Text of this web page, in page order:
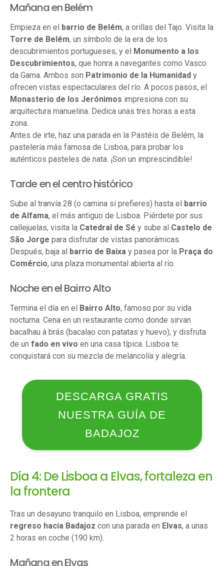
Mañana en Belém
Empieza en el barrio de Belém, a orillas del Tajo. Visita la
Torre de Belém, un símbolo de la era de los
descubrimientos portugueses, y el
Monumento a los
Descubrimientos, que honra a navegantes como Vasco
da Gama. Ambos son Patrimonio de la Humanidad y
ofrecen vistas espectaculares del río. A pocos pasos, el
Monasterio de los Jerónimos impresiona con su
arquitectura manuelina. Dedica unas tres horas a esta
zona.
Antes de irte, haz una parada en la Pastéis de Belém, la
pastelería más famosa de Lisboa, para probar los
auténticos pasteles de nata. ¡Son un imprescindible!
Tarde en el centro histórico
Sube al tranvía 28 (o camina si prefieres) hasta el
barrio
de Alfama, el más antiguo de Lisboa. Piérdete por sus
callejuelas, visita la Catedral de Sé y sube al Castelo de
São Jorge para disfrutar de vistas panorámicas.
Después, baja al barrio de Baixa y pasea por la Praça do
Comércio, una plaza monumental abierta al río.
Noche en el Bairro Alto
Termina el día en el Bairro Alto, famoso por su vida
nocturna. Cena en un restaurante como donde sirvan
bacalhau à brás (bacalao con patatas y huevo), y disfruta
de un fado en vivo en una casa típica. Lisboa te
conquistará con su mezcla de melancolía y alegría.
DESCARGA GRATIS
NUESTRA GUÍA DE
BADAJOZ
Día 4: De Lisboa a Elvas, fortaleza en
la frontera
Tras un desayuno tranquilo en Lisboa, emprende el
regreso hacia Badajoz con una parada en Elvas, a unas
2 horas en coche (190 km).
Mañana en Elvas